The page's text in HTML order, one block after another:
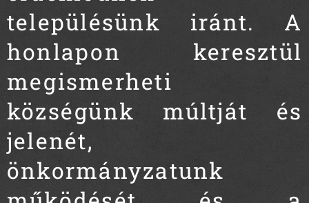
településünk iránt. A
honlapon keresztül
megismerheti
községünk múltját és
jelenét,
önkormányzatunk